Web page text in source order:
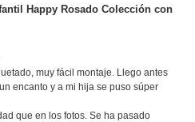
Happy Rosado Colección con
muy fácil montaje. Llego antes
encanto y a mi hija se puso súper
que en los fotos. Se ha pasado